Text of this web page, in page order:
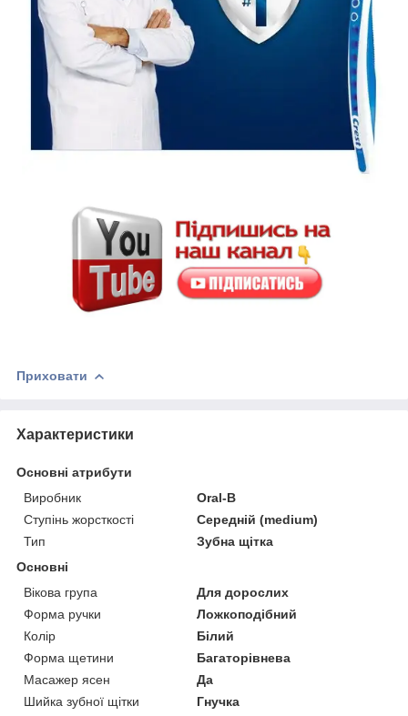
Приховати
Характеристики
Основні атрибути
Виробник
Oral-B
Ступінь жорсткості
Середній (medium)
Тип
Зубна щітка
Основні
Вікова група
Для дорослих
Форма ручки
Ложкоподібний
Колір
Білий
Форма щетини
Багаторівнева
Масажер ясен
Да
Шийка зубної щітки
Гнучка